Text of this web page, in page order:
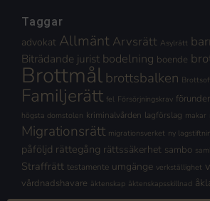
Taggar
advokat Allmänt Arvsrätt Asylrätt
Biträdande jurist bodelning boende
Brottmålbrottsbalken
Familjerätt fel Försörjningskrav
högsta domstolen kriminalvården lagförslag makar
Migrationsrätt migrationsverket ny
påföljd rättegång rättssäkerhet sambo
Straffrätt testamente umgänge verkställighet
vårdnadshavare äktenskap äktenskapsskillnad